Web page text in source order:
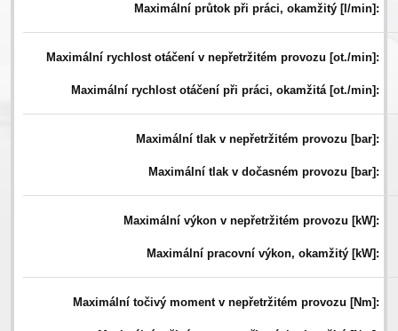
Maximální průtok při práci, okamžitý [l/min]:
Maximální rychlost otáčení v nepřetržitém provozu [ot./min]:
Maximální rychlost otáčení při práci, okamžitá [ot./min]:
Maximální tlak v nepřetržitém provozu [bar]:
Maximální tlak v dočasném provozu [bar]:
Maximální výkon v nepřetržitém provozu [kW]:
Maximální pracovní výkon, okamžitý [kW]:
Maximální točivý moment v nepřetržitém provozu [Nm]: